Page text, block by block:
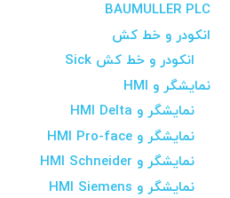
BAUMULLER PLC
انکودر و خط کش
انکودر و خط کش Sick
نمایشگر و HMI
نمایشگر و HMI Delta
نمایشگر و HMI Pro-face
نمایشگر و HMI Schneider
نمایشگر و HMI Siemens